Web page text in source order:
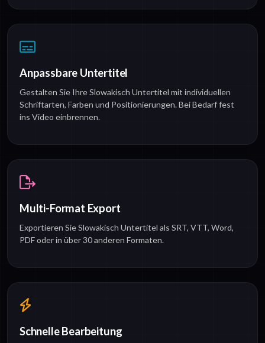
Anpassbare Untertitel
Gestalten Sie Ihre Slowakisch Untertitel mit individuellen
Schriftarten, Farben und Positionierungen. Bei Bedarf fest
ins Video einbrennen.
Multi-Format Export
Exportieren Sie Slowakisch Untertitel als SRT, VTT, Word,
PDF oder in über 30 anderen Formaten.
Schnelle Bearbeitung